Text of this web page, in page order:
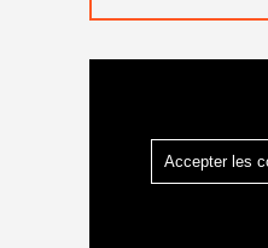
Accepter les